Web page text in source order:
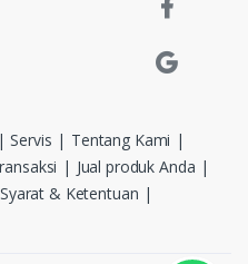
Servis
Tentang Kami
Jual produk Anda
Syarat & Ketentuan